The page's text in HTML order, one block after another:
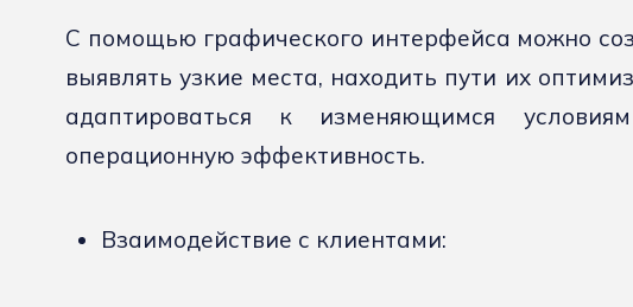
С помощью графического интерфейса можно
выявлять узкие места, находить пути их
адаптироваться к изменяющимся
операционную эффективность.
Взаимодействие с клиентами: